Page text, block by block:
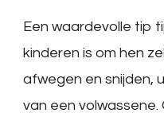
Een waardevolle tip
kinderen is om hen
afwegen en snijden,
van een volwassene.